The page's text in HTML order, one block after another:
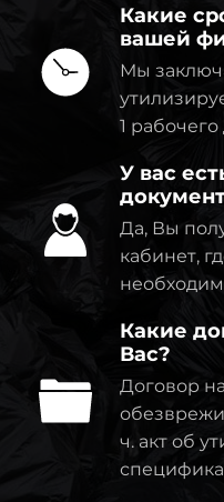
Какие
вашей
Мы
1 рабочего
У вас
Да, Вы
кабинет,
Какие
Вас?
Договор
ч. акт об